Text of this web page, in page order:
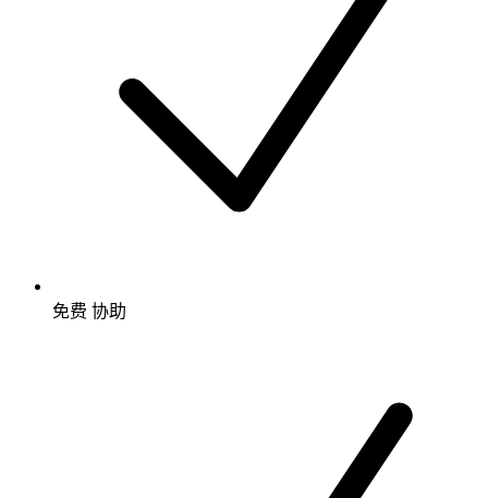
免费 协助